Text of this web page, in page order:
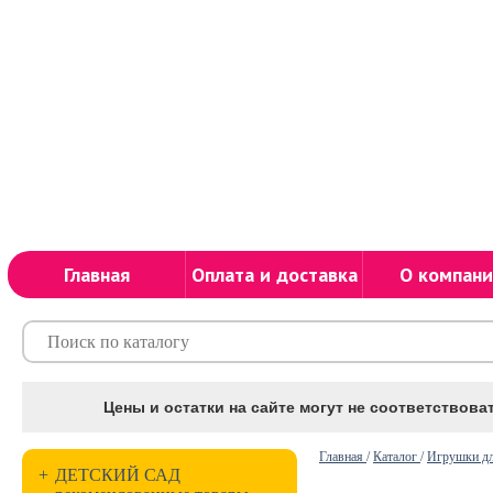
Главная Оплата и доставка О
Цены и остатки на сайте могут не
+ ДЕТСКИЙ САД
Главная /Каталог /Игрушки